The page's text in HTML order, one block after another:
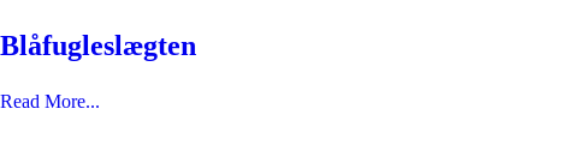
Blåfugleslægten
Read More...